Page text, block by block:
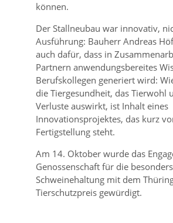
können.
Der Stallneubau war innovativ,
Ausführung: Bauherr Andreas
auch dafür, dass in
Partnern anwendungsbereites
Berufskollegen generiert wird:
die Tiergesundheit, das Tierwohl
Verluste auswirkt, ist Inhalt eines
Innovationsprojektes, das kurz
Fertigstellung steht.
Am 14. Oktober wurde das
Genossenschaft für die
Schweinehaltung mit dem
Tierschutzpreis gewürdigt.